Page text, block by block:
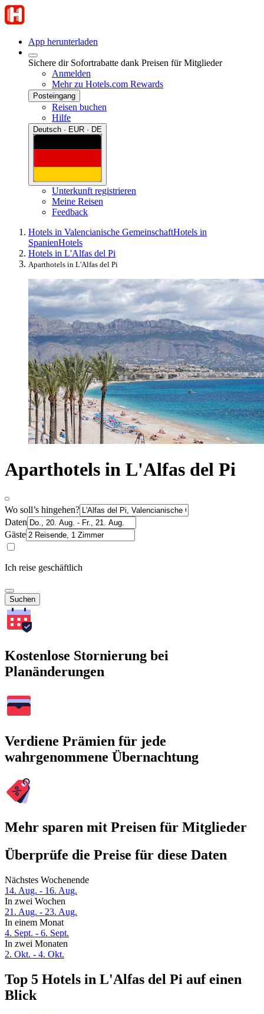
App herunterladen
Sichere dir Sofortrabatte dank Preisen für Mitglieder
Anmelden
Mehr zu Hotels.com Rewards
Posteingang
Reisen buchen
Hilfe
Deutsch · EUR · DE
Unterkunft registrieren
Meine Reisen
Feedback
Hotels in Valencianische GemeinschaftHotels in
SpanienHotels
Hotels in L'Alfas del Pi
Aparthotels in L'Alfas del Pi
Aparthotels in L'Alfas del Pi
Wo soll’s hingehen?
Daten
Gäste
Ich reise geschäftlich
Suchen
Kostenlose Stornierung bei
Planänderungen
Verdiene Prämien für jede
wahrgenommene Übernachtung
Mehr sparen mit Preisen für Mitglieder
Überprüfe die Preise für diese Daten
Nächstes Wochenende
14. Aug. - 16. Aug.
In zwei Wochen
21. Aug. - 23. Aug.
In einem Monat
4. Sept. - 6. Sept.
In zwei Monaten
2. Okt. - 4. Okt.
Top 5 Hotels in L'Alfas del Pi auf einen
Blick